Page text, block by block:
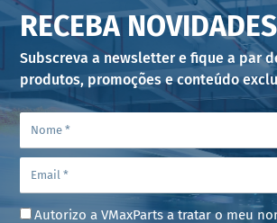
RECEBA NOVIDADES
Subscreva a newsletter e fique a par
produtos, promoções e conteúdo
Autorizo a VMaxParts a tratar o meu